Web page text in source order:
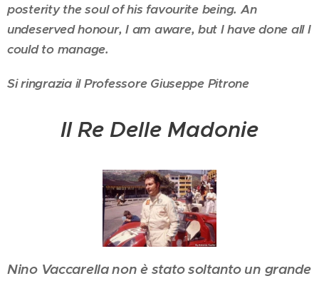
posterity the soul of his favourite being. An
undeserved honour, I am aware, but I have done all I
could to manage.
Si ringrazia il Professore Giuseppe Pitrone
Il Re Delle Madonie
Nino Vaccarella non è stato soltanto un grande